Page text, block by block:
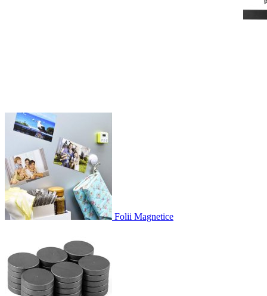
Folii Magnetice